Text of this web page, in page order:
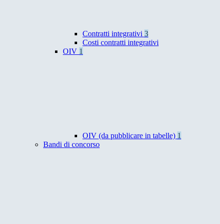
Contratti integrativi 3
Costi contratti integrativi
OIV 1
OIV (da pubblicare in tabelle) 1
Bandi di concorso